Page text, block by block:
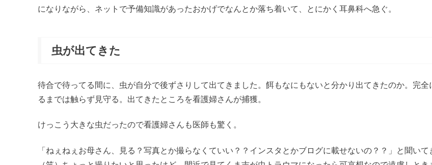
になりながら、ネットで予備知識があったおかげでなんとか落ち着いて、とにかく耳鼻科へ急ぐ。
虫が出てきた
待合で待ってる間に、虫が自分で後ずさりして出てきました。餌もなにもないと分かり出てきたのか。完全
るまでは触らず見守る。出てきたところを看護婦さんが捕獲。
けっこう大きな虫だったので看護婦さんも医師も驚く。
「ねぇねぇお母さん、見る？写真とか撮らなくていい？？インスタとかブログに載せないの？？」と聞いて